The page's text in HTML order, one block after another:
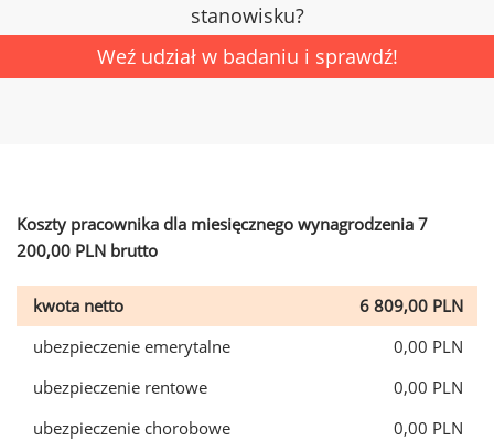
stanowisku?
Weź udział w badaniu i sprawdź!
Koszty pracownika dla miesięcznego wynagrodzenia 7
200,00 PLN brutto
kwota netto
6 809,00 PLN
ubezpieczenie emerytalne
0,00 PLN
ubezpieczenie rentowe
0,00 PLN
ubezpieczenie chorobowe
0,00 PLN